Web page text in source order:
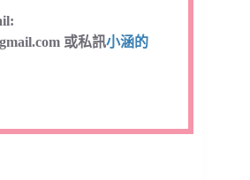
或私訊小涵的